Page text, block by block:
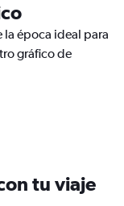
la época ideal para
gráfico de
tu viaje